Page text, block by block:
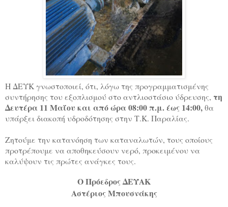
Η ΔΕΥΚ γνωστοποιεί, ότι, λόγω της προγραμματισμένης
συντήρησης του εξοπλισμού στο αντλιοστάσιο ύδρευσης, τη
Δευτέρα 11 Μαΐου και από ώρα 08:00 π.μ. έως 14:00,θα
υπάρξει διακοπή υδροδότησης στην Τ.Κ. Παραλίας.
Ζητούμε την κατανόηση των καταναλωτών, τους οποίους
προτρέπουμε να αποθηκεύσουν νερό, προκειμένου να
καλύψουν τις πρώτες ανάγκες τους.
Ο Πρόεδρος ΔΕΥΑΚ
Αστέριος Μπουσνάκης